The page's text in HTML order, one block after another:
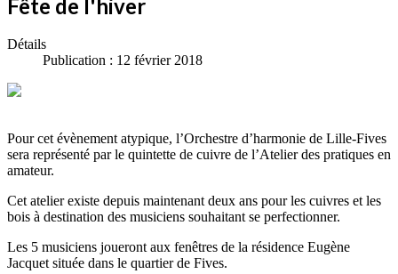
Fête de l'hiver
Détails
Publication : 12 février 2018
Pour cet évènement atypique, l’Orchestre d’harmonie de Lille-Fives
sera représenté par le quintette de cuivre de l’Atelier des pratiques en
amateur.
Cet atelier existe depuis maintenant deux ans pour les cuivres et les
bois à destination des musiciens souhaitant se perfectionner.
Les 5 musiciens joueront aux fenêtres de la résidence Eugène
Jacquet située dans le quartier de Fives.